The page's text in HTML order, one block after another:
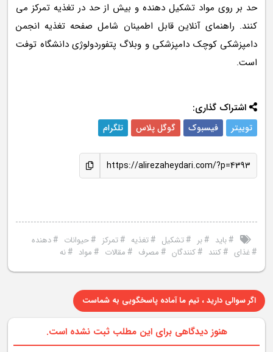
حد بر روی مواد تشکیل دهنده و بیش از حد در تغذیه تمرکز می
کنند. راهنمای آنلاین قابل اطمینان شامل صفحه تغذیه انجمن
دامپزشکی کوچک دامپزشکی و وبلاگ پتفوردولوژی دانشگاه توفت
است.
اشتراک گذاری:
توییتر فیسبوک گوگل پلاس تلگرام
https://alirezaheydari.com/?p=4393
#باید #بر #تشکیل #تغذیه #تمرکز #حیوانات #دهنده
#غذای #کنند #کنندگان #مصرف #مقالات #مواد #نه
اگر سوالی دارید ، تیم ما آماده پاسخگویی به شماست
هنوز دیدگاهی برای این مطلب ثبت نشده است.